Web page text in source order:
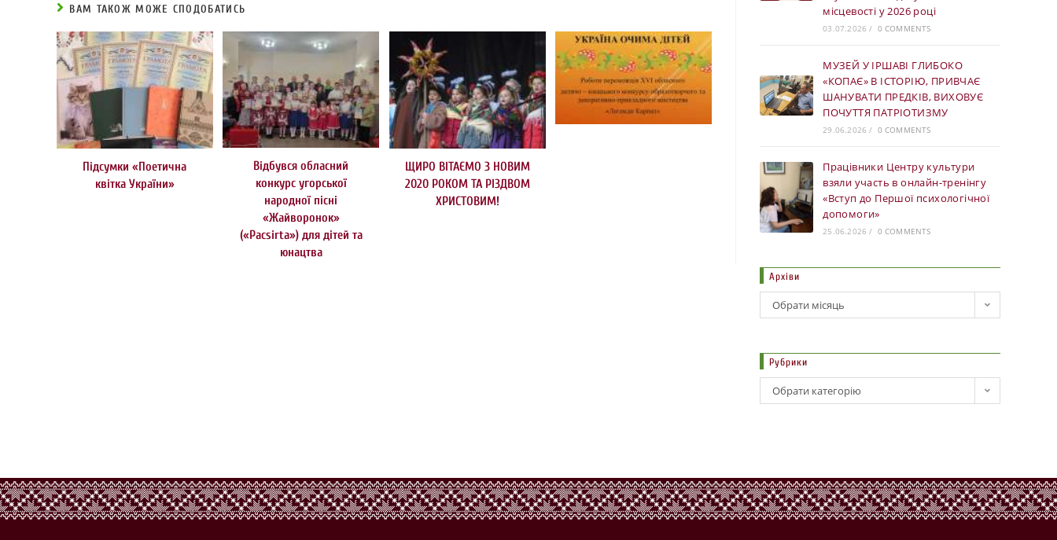
ВАМ ТАКОЖ МОЖЕ СПОДОБАТИСЬ
Підсумки «Поетична
квітка України»
Відбувся обласний
конкурс угорської
народної пісні
«Жайворонок»
(«Расsirtа») для дітей та
юнацтва
ЩИРО ВІТАЄМО З НОВИМ
2020 РОКОМ ТА РІЗДВОМ
ХРИСТОВИМ!
місцевості у 2026 році
03.07.2026 / 0 COMMENTS
МУЗЕЙ У ІРШАВІ ГЛИБОКО
«КОПАЄ» В ІСТОРІЮ, ПРИВЧАЄ
ШАНУВАТИ ПРЕДКІВ, ВИХОВУЄ
ПОЧУТТЯ ПАТРІОТИЗМУ
29.06.2026 / 0 COMMENTS
Працівники Центру культури
взяли участь в онлайн-тренінгу
«Вступ до Першої психологічної
допомоги»
25.06.2026 / 0 COMMENTS
Архіви
Обрати місяць
Рубрики
Обрати категорію